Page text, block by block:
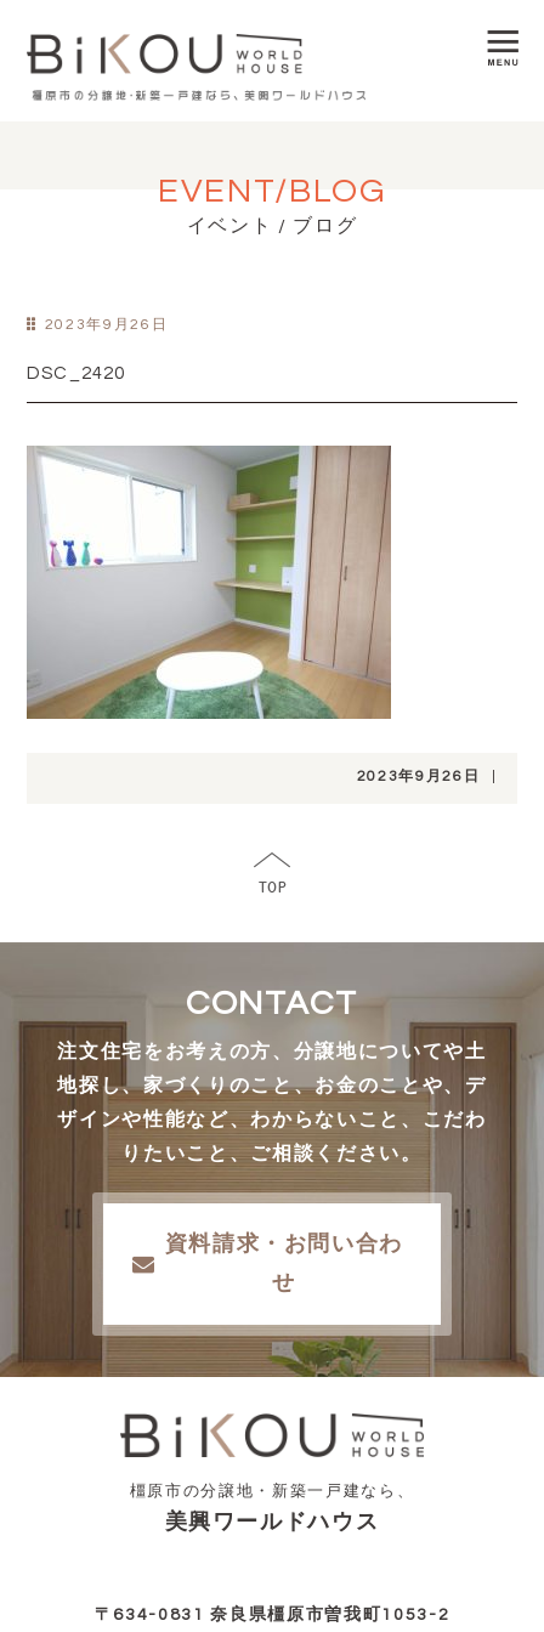
EVENT/BLOG
イベント / ブログ
2023年9月26日
DSC_2420
2023年9月26日
CONTACT
注文住宅をお考えの方、分譲地についてや土
地探し、家づくりのこと、お金のことや、デ
ザインや性能など、わからないこと、こだわ
りたいこと、ご相談ください。
資料請求・お問い合わ
せ
橿原市の分譲地・新築一戸建なら、
美興ワールドハウス
〒634-0831 奈良県橿原市曽我町1053-2